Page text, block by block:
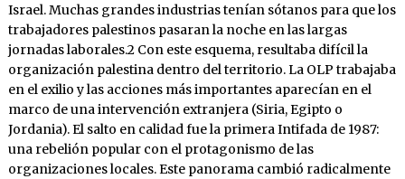
Israel. Muchas grandes industrias tenían sótanos para que los
trabajadores palestinos pasaran la noche en las largas
jornadas laborales.2 Con este esquema, resultaba difícil la
organización palestina dentro del territorio. La OLP trabajaba
en el exilio y las acciones más importantes aparecían en el
marco de una intervención extranjera (Siria, Egipto o
Jordania). El salto en calidad fue la primera Intifada de 1987:
una rebelión popular con el protagonismo de las
organizaciones locales. Este panorama cambió radicalmente